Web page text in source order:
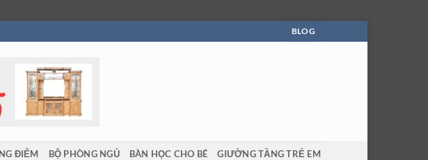
BLOG
ĐIỂM BỘ PHÒNG NGỦ BÀN HỌC CHO BÉ GIƯỜNG TẦNG TRẺ EM